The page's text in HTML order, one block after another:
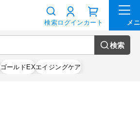
検索
ゴールドEXエイジングケア
検索ログイン カート